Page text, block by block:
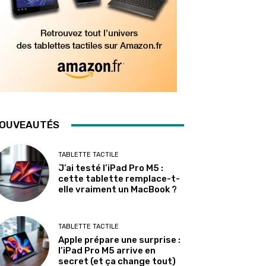
TABLETTE TACTILE
J’ai testé l’iPad Pro M5 :
cette tablette remplace-t-
elle vraiment un MacBook ?
TABLETTE TACTILE
Apple prépare une surprise :
l’iPad Pro M5 arrive en
secret (et ça change tout)